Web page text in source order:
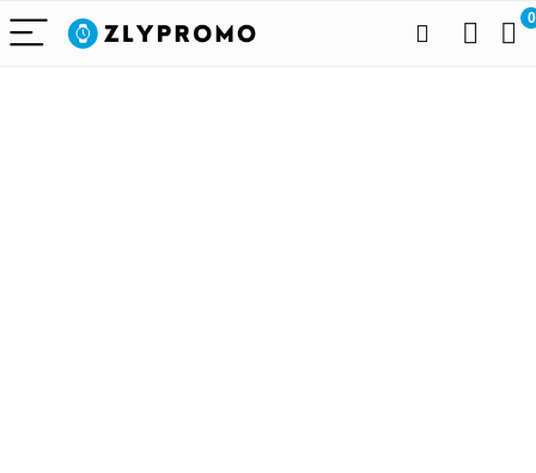
0